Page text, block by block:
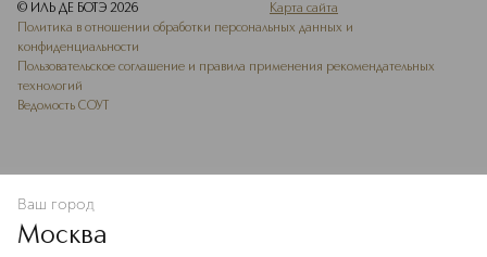
© ИЛЬ ДЕ БОТЭ 2026
Карта сайта
Политика в отношении обработки персональных данных и
конфиденциальности
Пользовательское соглашение и правила применения рекомендательных
технологий
Ведомость СОУТ
Ваш город
Москва